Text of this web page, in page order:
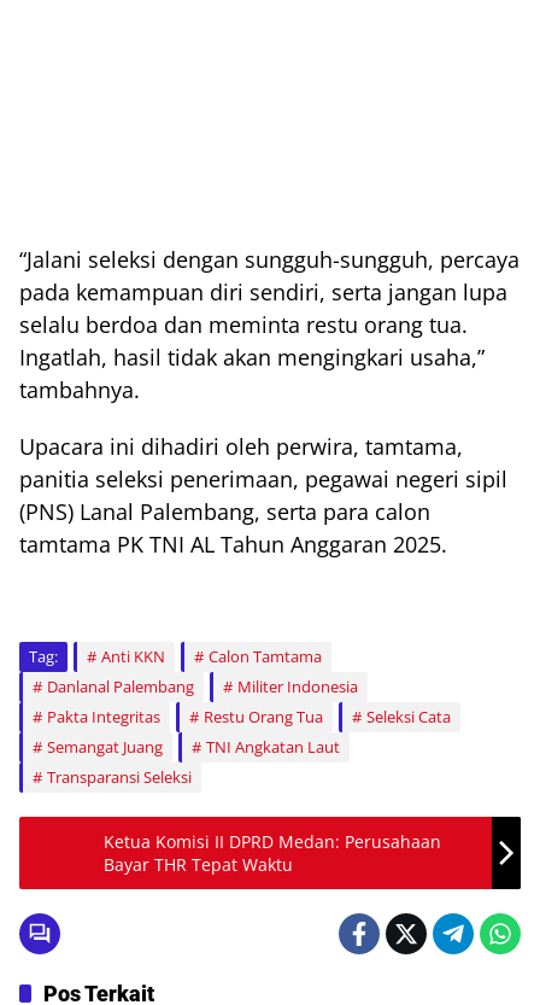
“Jalani seleksi dengan sungguh-sungguh, percaya
pada kemampuan diri sendiri, serta jangan lupa
selalu berdoa dan meminta restu orang tua.
Ingatlah, hasil tidak akan mengingkari usaha,”
tambahnya.
Upacara ini dihadiri oleh perwira, tamtama,
panitia seleksi penerimaan, pegawai negeri sipil
(PNS) Lanal Palembang, serta para calon
tamtama PK TNI AL Tahun Anggaran 2025.
Tag: Anti KKN
Calon Tamtama
Danlanal Palembang
Militer Indonesia
Pakta Integritas
Restu Orang Tua
Seleksi Cata
Semangat Juang
TNI Angkatan Laut
Transparansi Seleksi
Ketua Komisi II DPRD Medan: Perusahaan
Bayar THR Tepat Waktu
Pos Terkait